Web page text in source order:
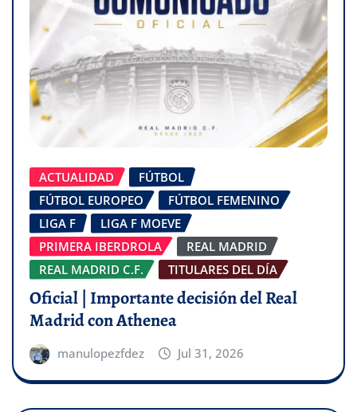
ACTUALIDAD
FÚTBOL
FÚTBOL EUROPEO
FÚTBOL FEMENINO
LIGA F
LIGA F MOEVE
PRIMERA IBERDROLA
REAL MADRID
REAL MADRID C.F.
TITULARES DEL DÍA
Oficial | Importante decisión del Real
Madrid con Athenea
manulopezfdez Jul 31, 2026